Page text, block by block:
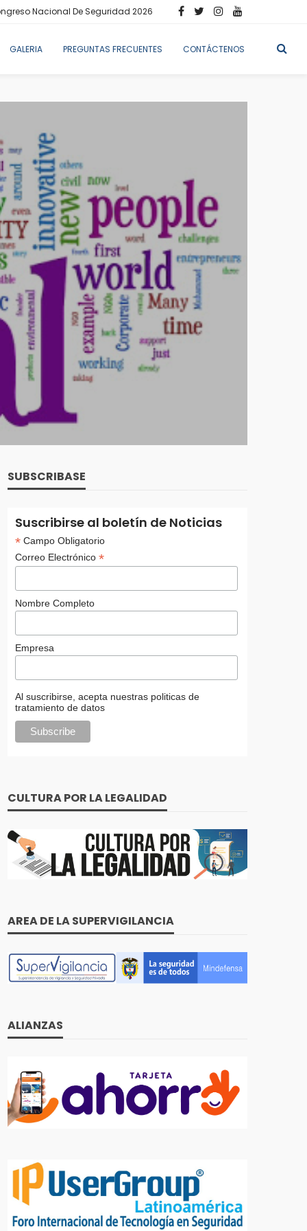
Nacional De Seguridad 2026
GALERIA PREGUNTAS FRECUENTES CONTÁCTENOS
SUBSCRIBASE
Suscribirse al boletín de Noticias
*Campo Obligatorio
Correo Electrónico *
Nombre Completo
Empresa
Al suscribirse, acepta nuestras politicas de
tratamiento de datos
CULTURA POR LA LEGALIDAD
AREA DE LA SUPERVIGILANCIA
ALIANZAS